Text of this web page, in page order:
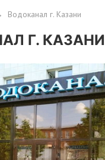
Водоканал г. Казани
Г. КАЗАНИ